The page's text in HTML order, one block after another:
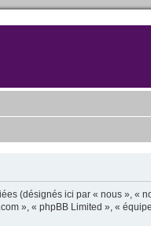
(désignés ici par « nous », «
», « phpBB Limited », «